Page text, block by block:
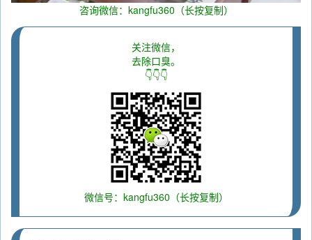
咨询微信：kangfu360（长按复制）
关注微信，
去除口臭。
👇👇👇
微信号：kangfu360（长按复制）